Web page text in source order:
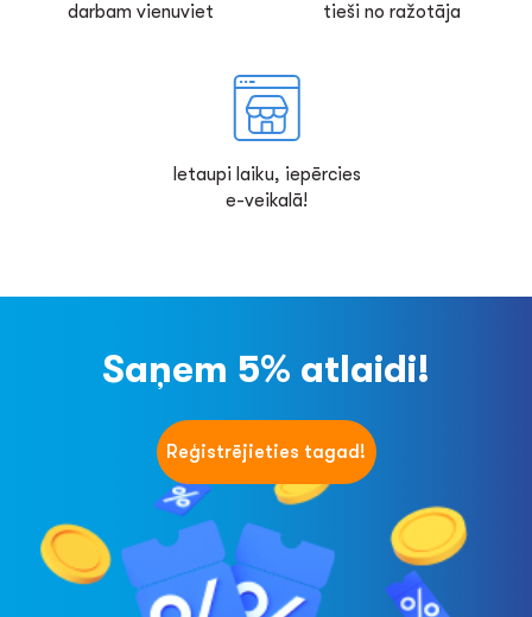
darbam vienuviet
tieši no ražotāja
Ietaupi laiku, iepērcies
e-veikalā!
Saņem 5% atlaidi!
Reģistrējieties tagad!